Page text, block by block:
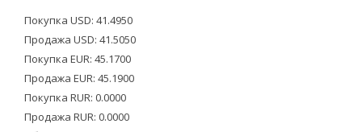
t
e
r
b
o
o
k
u
b
e
Покупка USD: 41.4950
Продажа USD: 41.5050
Покупка EUR: 45.1700
Продажа EUR: 45.1900
Покупка RUR: 0.0000
Продажа RUR: 0.0000